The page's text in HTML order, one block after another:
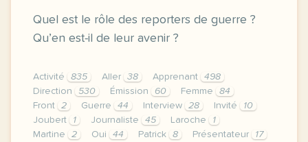
Quel est le rôle des reporters de guerre ?
Qu’en est-il de leur avenir ?
Activité 835 Aller 38 Apprenant
498
Direction
530 Émission 60 Femme
84
Front
2 Guerre 44 Interview 28 Invité
10
Joubert
1 Journaliste 45 Laroche
1
Martine
2 Oui 44 Patrick 8 Présentateur
17